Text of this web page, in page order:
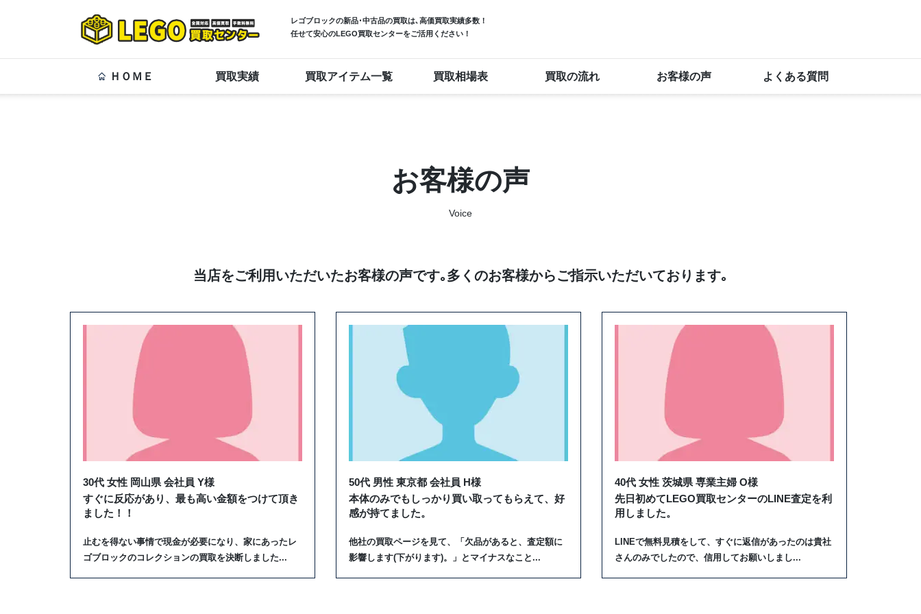
レゴブロックの新品･中古品の買取は､高価買取実績多数！
任せて安心のLEGO買取センターをご活用ください！
ＨＯＭＥ 買取実績 買取アイテム一覧 買取相場表 買取の流れ お客様の声 よくある質問
お客様の声
Voice
当店をご利用いただいたお客様の声です｡多くのお客様からご指示いただいております｡
30代 女性 岡山県 会社員 Y様
すぐに反応があり、最も高い金額をつけて頂き
ました！！
止むを得ない事情で現金が必要になり、家にあったレ
ゴブロックのコレクションの買取を決断しました...
50代 男性 東京都 会社員 H様
本体のみでもしっかり買い取ってもらえて、好
感が持てました。
他社の買取ページを見て、「欠品があると、査定額に
影響します(下がります)。」とマイナスなこと...
40代 女性 茨城県 専業主婦 O様
先日初めてLEGO買取センターのLINE査定を利
用しました。
LINEで無料見積をして、すぐに返信があったのは貴社
さんのみでしたので、信用してお願いしまし...